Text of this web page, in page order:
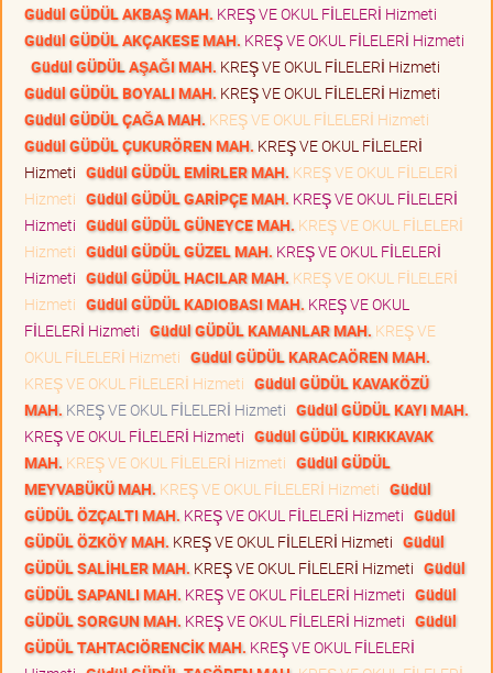
Güdül GÜDÜL AKBAŞ MAH. KREŞ VE OKUL FİLELERİ Hizmeti
Güdül GÜDÜL AKÇAKESE MAH. KREŞ VE OKUL FİLELERİ Hizmeti
Güdül GÜDÜL AŞAĞI MAH. KREŞ VE OKUL FİLELERİ Hizmeti
Güdül GÜDÜL BOYALI MAH. KREŞ VE OKUL FİLELERİ Hizmeti
Güdül GÜDÜL ÇAĞA MAH. KREŞ VE OKUL FİLELERİ Hizmeti
Güdül GÜDÜL ÇUKURÖREN MAH. KREŞ VE OKUL FİLELERİ
Hizmeti Güdül GÜDÜL EMİRLER MAH. KREŞ VE OKUL FİLELERİ
Hizmeti Güdül GÜDÜL GARİPÇE MAH. KREŞ VE OKUL FİLELERİ
Hizmeti Güdül GÜDÜL GÜNEYCE MAH. KREŞ VE OKUL FİLELERİ
Hizmeti Güdül GÜDÜL GÜZEL MAH. KREŞ VE OKUL FİLELERİ
Hizmeti Güdül GÜDÜL HACILAR MAH. KREŞ VE OKUL FİLELERİ
Hizmeti Güdül GÜDÜL KADIOBASI MAH. KREŞ VE OKUL
FİLELERİ Hizmeti Güdül GÜDÜL KAMANLAR MAH. KREŞ VE
OKUL FİLELERİ Hizmeti Güdül GÜDÜL KARACAÖREN MAH.
KREŞ VE OKUL FİLELERİ Hizmeti Güdül GÜDÜL KAVAKÖZÜ
MAH. KREŞ VE OKUL FİLELERİ Hizmeti Güdül GÜDÜL KAYI MAH.
KREŞ VE OKUL FİLELERİ Hizmeti Güdül GÜDÜL KIRKKAVAK
MAH. KREŞ VE OKUL FİLELERİ Hizmeti Güdül GÜDÜL
MEYVABÜKÜ MAH. KREŞ VE OKUL FİLELERİ Hizmeti Güdül
GÜDÜL ÖZÇALTI MAH. KREŞ VE OKUL FİLELERİ Hizmeti Güdül
GÜDÜL ÖZKÖY MAH. KREŞ VE OKUL FİLELERİ Hizmeti Güdül
GÜDÜL SALİHLER MAH. KREŞ VE OKUL FİLELERİ Hizmeti Güdül
GÜDÜL SAPANLI MAH. KREŞ VE OKUL FİLELERİ Hizmeti Güdül
GÜDÜL SORGUN MAH. KREŞ VE OKUL FİLELERİ Hizmeti Güdül
GÜDÜL TAHTACIÖRENCİK MAH. KREŞ VE OKUL FİLELERİ